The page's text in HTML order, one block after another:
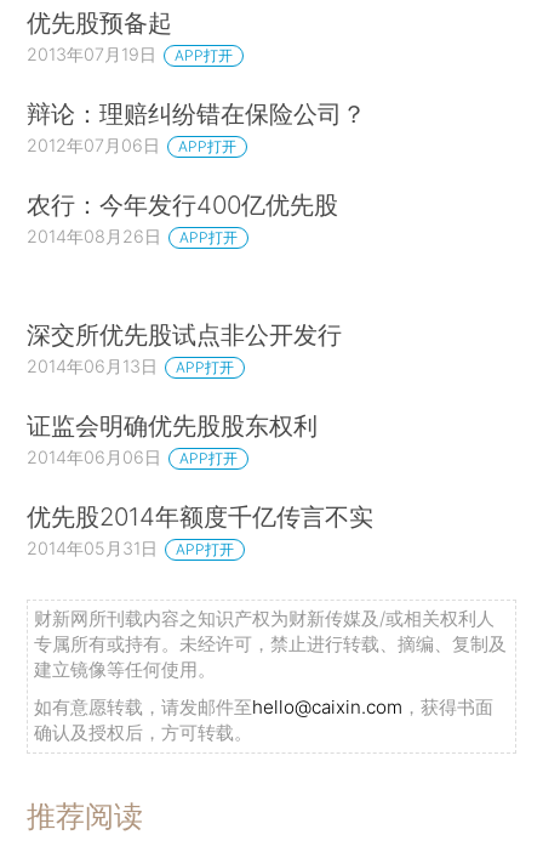
优先股预备起
2013年07月19日 APP打开
辩论：理赔纠纷错在保险公司？
2012年07月06日 APP打开
农行：今年发行400亿优先股
2014年08月26日 APP打开
深交所优先股试点非公开发行
2014年06月13日 APP打开
证监会明确优先股股东权利
2014年06月06日 APP打开
优先股2014年额度千亿传言不实
2014年05月31日 APP打开
财新网所刊载内容之知识产权为财新传媒及/或相关权利人
专属所有或持有。未经许可，禁止进行转载、摘编、复制及
建立镜像等任何使用。
如有意愿转载，请发邮件至hello@caixin.com ，获得书面
确认及授权后，方可转载。
推荐阅读